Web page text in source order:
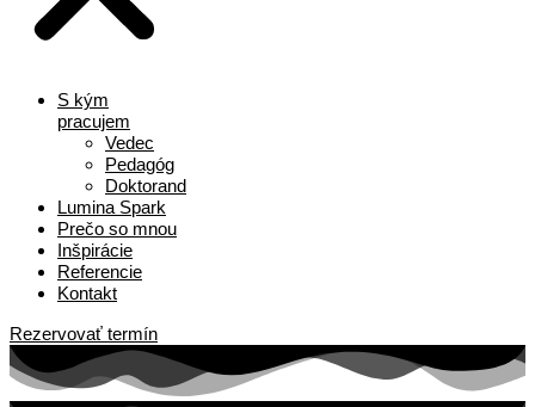
S kým
pracujem
Vedec
Pedagóg
Doktorand
Lumina Spark
Prečo so mnou
Inšpirácie
Referencie
Kontakt
Rezervovať termín